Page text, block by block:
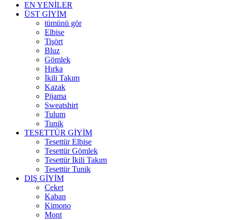
EN YENİLER
ÜST GİYİM
tümünü gör
Elbise
Tişört
Bluz
Gömlek
Hırka
İkili Takım
Kazak
Pijama
Sweatshirt
Tulum
Tunik
TESETTÜR GİYİM
Tesettür Elbise
Tesettür Gömlek
Tesettür İkili Takım
Tesettür Tunik
DIŞ GİYİM
Ceket
Kaban
Kimono
Mont